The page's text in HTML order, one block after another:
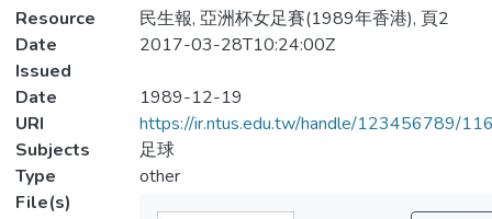
Resource
民生報, 亞洲杯女足賽(1989年香港), 頁2
Date
Issued
2017-03-28T10:24:00Z
Date
1989-12-19
URI
https://ir.ntus.edu.tw/handle/123456789/
Subjects
足球
Type
other
File(s)